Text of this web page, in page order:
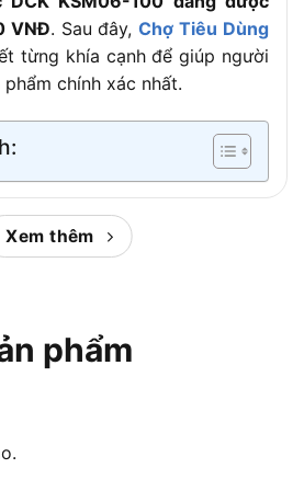
VNĐ. Sau đây,Chợ Tiêu Dùng
từng khía cạnh để giúp người
chính xác nhất.
DCK KSM06-100
dòng máy mài góc cầm tay cỡ
sử dụng đá 100mm
cỡ nhỏ sử dụng đá 100mm,
Xem thêm
phẩm